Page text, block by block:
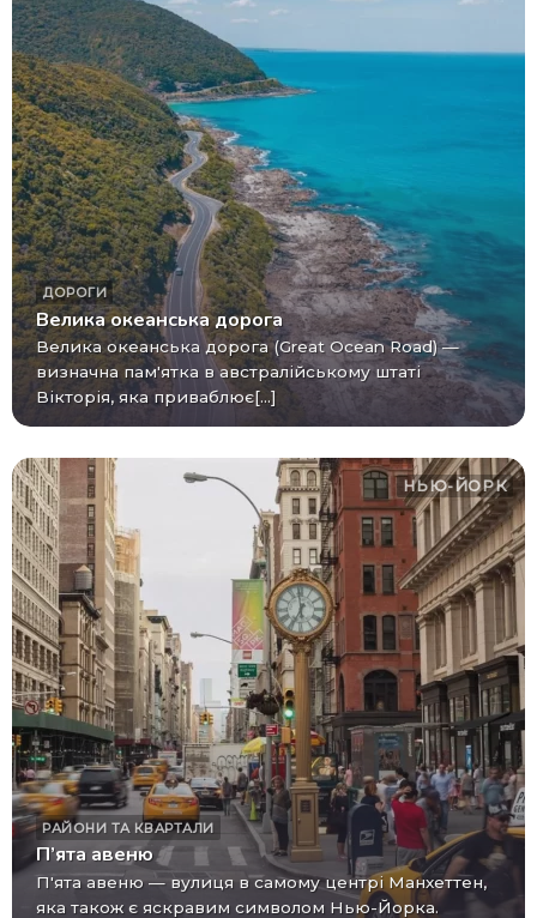
ДОРОГИ
Велика океанська дорога
Велика океанська дорога (Great Ocean Road) —
визначна пам'ятка в австралійському штаті
Вікторія, яка приваблює[...]
НЬЮ-ЙОРК
РАЙОНИ ТА КВАРТАЛИ
П’ята авеню
П'ята авеню — вулиця в самому центрі Манхеттен,
яка також є яскравим символом Нью-Йорка.